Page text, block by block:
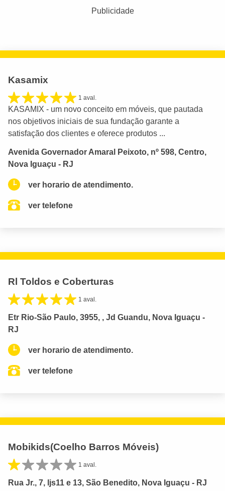
Publicidade
Kasamix
1 aval.
KASAMIX - um novo conceito em móveis, que pautada
nos objetivos iniciais de sua fundação garante a
satisfação dos clientes e oferece produtos ...
Avenida Governador Amaral Peixoto, nº 598, Centro,
Nova Iguaçu - RJ
ver horario de atendimento.
ver telefone
Rl Toldos e Coberturas
1 aval.
Etr Rio-São Paulo, 3955, , Jd Guandu, Nova Iguaçu -
RJ
ver horario de atendimento.
ver telefone
Mobikids(Coelho Barros Móveis)
1 aval.
Rua Jr., 7, ljs11 e 13, São Benedito, Nova Iguaçu - RJ